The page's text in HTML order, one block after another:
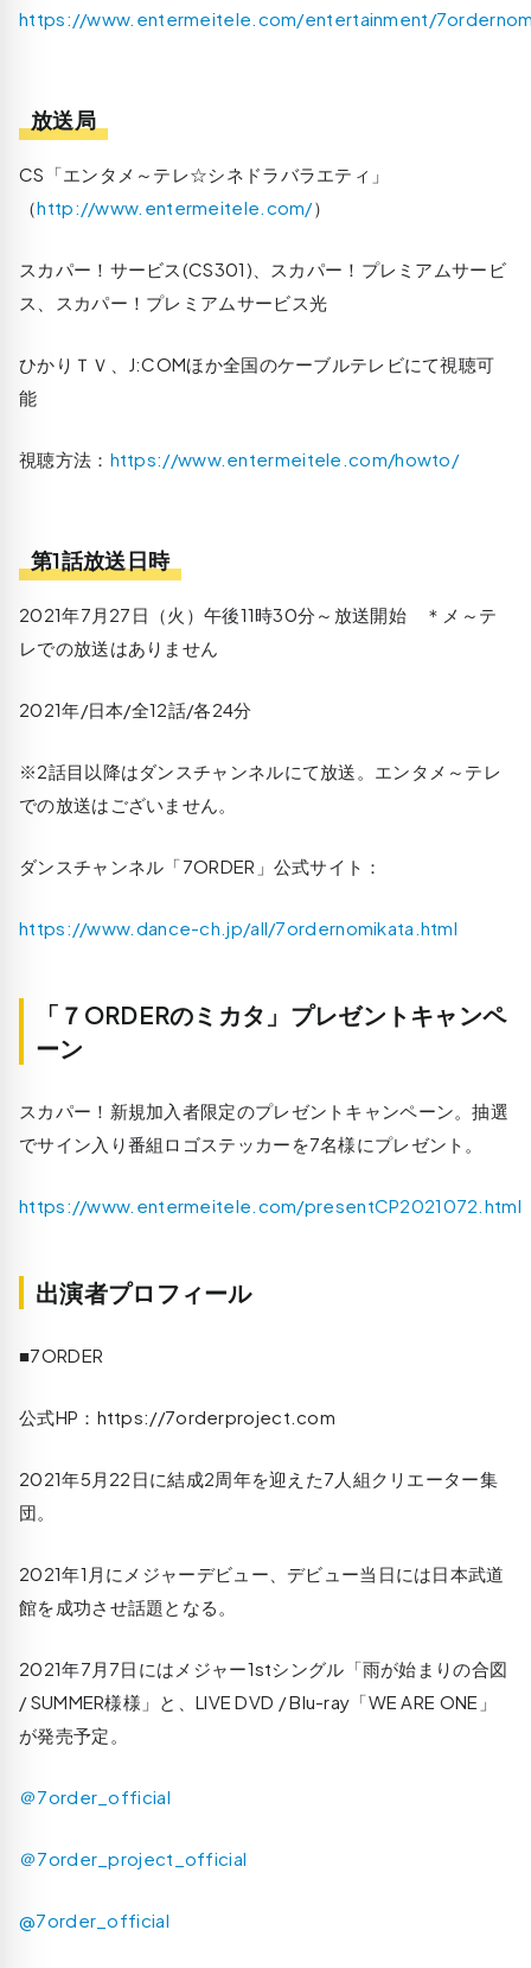
https://www.entermeitele.com/entertainment/
放送局
CS「エンタメ～テレ☆シネドラバラエティ」
（http://www.entermeitele.com/）
スカパー！サービス(CS301)、スカパー！プレミアムサービ
ス、スカパー！プレミアムサービス光
ひかりＴＶ、J:COMほか全国のケーブルテレビにて視聴可
能
視聴方法： https://www.entermeitele.com/howto/
第1話放送日時
2021年7月27日（火）午後11時30分～放送開始 ＊メ～テ
レでの放送はありません
2021年/日本/全12話/各24分
※2話目以降はダンスチャンネルにて放送。エンタメ～テレ
での放送はございません。
ダンスチャンネル「7ORDER」公式サイト：
https://www.dance-ch.jp/all/7ordernomikata.html
「７ORDERのミカタ」プレゼントキャンペ
ーン
スカパー！新規加入者限定のプレゼントキャンペーン。抽選
でサイン入り番組ロゴステッカーを7名様にプレゼント。
https://www.entermeitele.com/presentCP2021072.html
出演者プロフィール
■7ORDER
公式HP：https://7orderproject.com
2021年5月22日に結成2周年を迎えた7人組クリエーター集
団。
2021年1月にメジャーデビュー、デビュー当日には日本武道
館を成功させ話題となる。
2021年7月7日にはメジャー1stシングル「雨が始まりの合図
/ SUMMER様様」と、LIVE DVD / Blu-ray「WE ARE ONE」
が発売予定。
＠7order_official
＠7order_project_official
@7order_official